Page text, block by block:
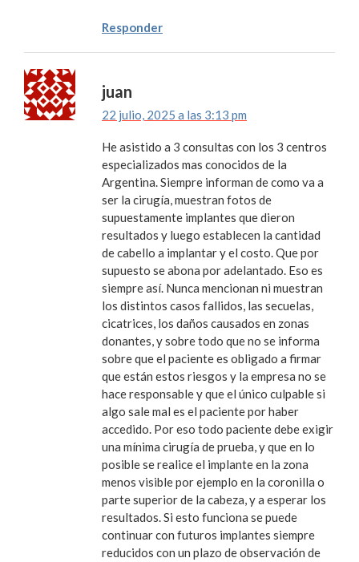
Responder
juan
22 julio, 2025 a las 3:13 pm
He asistido a 3 consultas con los 3 centros
especializados mas conocidos de la
Argentina. Siempre informan de como va a
ser la cirugía, muestran fotos de
supuestamente implantes que dieron
resultados y luego establecen la cantidad
de cabello a implantar y el costo. Que por
supuesto se abona por adelantado. Eso es
siempre así. Nunca mencionan ni muestran
los distintos casos fallidos, las secuelas,
cicatrices, los daños causados en zonas
donantes, y sobre todo que no se informa
sobre que el paciente es obligado a firmar
que están estos riesgos y la empresa no se
hace responsable y que el único culpable si
algo sale mal es el paciente por haber
accedido. Por eso todo paciente debe exigir
una mínima cirugía de prueba, y que en lo
posible se realice el implante en la zona
menos visible por ejemplo en la coronilla o
parte superior de la cabeza, y a esperar los
resultados. Si esto funciona se puede
continuar con futuros implantes siempre
reducidos con un plazo de observación de